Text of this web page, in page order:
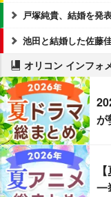
戸塚純貴、結婚を発
池田と結婚した佐藤
オリコン インフォ
が
一